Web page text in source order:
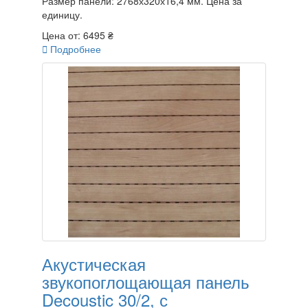
единицу.
Цена от: 6495 ₴
 Подробнее
Акустическая
звукопоглощающая панель
Decoustic 30/2, с